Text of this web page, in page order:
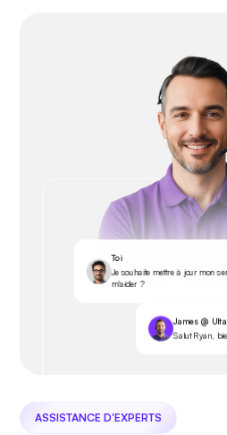
Toi
Je souhaite mettre à jour mon
m'aider ?
James @
Salut Ryan,
ASSISTANCE D'EXPERTS